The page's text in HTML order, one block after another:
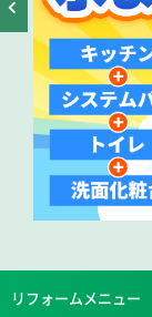
リフォームメニュー